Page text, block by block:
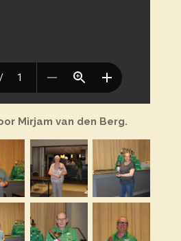
Mirjam van den Berg.